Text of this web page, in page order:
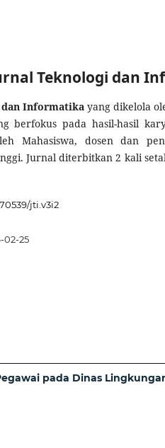
Teknologi dan
dan Informatika yang dikelola
berfokus pada hasil-hasil
Mahasiswa, dosen dan
Jurnal diterbitkan 2 kali
jti.v3i2
02-25
pada Dinas